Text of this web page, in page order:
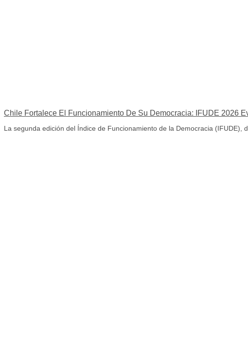
Chile Fortalece El Funcionamiento De Su Democracia: IFUDE 2026
La segunda edición del Índice de Funcionamiento de la Democracia